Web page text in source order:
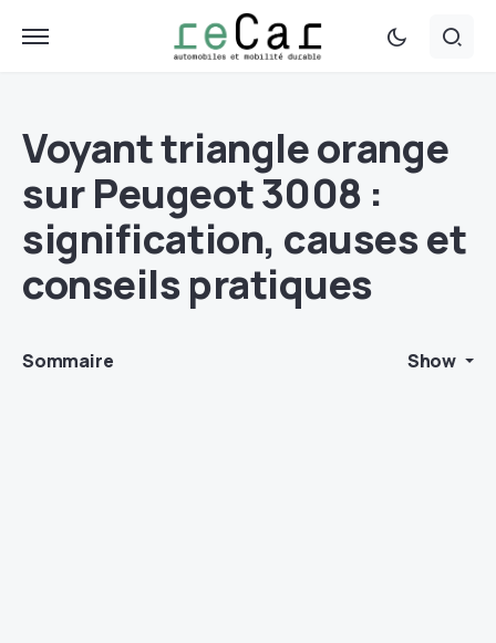
Voyant triangle orange
sur Peugeot 3008 :
signification, causes et
conseils pratiques
Sommaire Show